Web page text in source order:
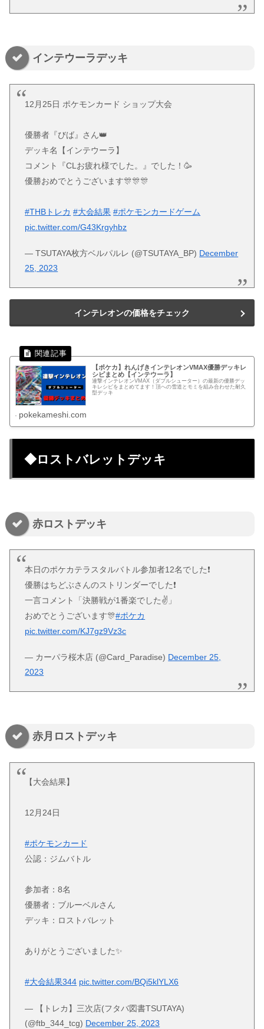
インテウーラデッキ
12月25日 ポケモンカード ショップ大会
優勝者『びば』さん👑
デッキ名【インテウーラ】
コメント『CLお疲れ様でした。』でした！🥳
優勝おめでとうございます🎊🎊🎊
#THBトレカ #大会結果 #ポケモンカードゲーム
pic.twitter.com/G43Krgyhbz
— TSUTAYA枚方ベルパルレ (@TSUTAYA_BP) December
25, 2023
インテレオンの価格をチェック
【ポケカ】れんげきインテレオンVMAX優勝デッキレ
シピまとめ【インテウーラ】
連撃インテレオンVMAX（ダブルシューター）の最新の優勝デッ
キレシピをまとめてます！頂への雪道とモミを組み合わせた耐久
型デッキ
pokekameshi.com
◆ロストバレットデッキ
赤ロストデッキ
本日のポケカテラスタルバトル参加者12名でした❗️
優勝はちどぶさんのストリンダーでした❗️
一言コメント「決勝戦が1番楽でした✌️」
おめでとうございます🎊#ポケカ
pic.twitter.com/KJ7gz9Vz3c
— カーパラ桜木店 (@Card_Paradise) December 25,
2023
赤月ロストデッキ
【大会結果】
12月24日
#ポケモンカード
公認：ジムバトル
参加者：8名
優勝者：ブルーベルさん
デッキ：ロストバレット
ありがとうございました✨️
#大会結果344 pic.twitter.com/BQi5klYLX6
— 【トレカ】三次店(フタバ図書TSUTAYA)
(@ftb_344_tcg) December 25, 2023